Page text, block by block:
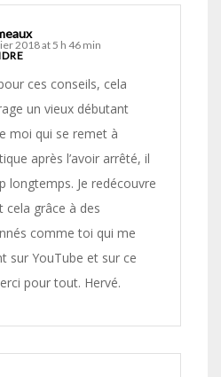
2018 at 5 h 46 min
ces conseils, cela
un vieux débutant
moi qui se remet à
après l’avoir arrêté, il
longtemps. Je redécouvre
cela grâce à des
comme toi qui me
sur YouTube et sur ce
pour tout. Hervé.